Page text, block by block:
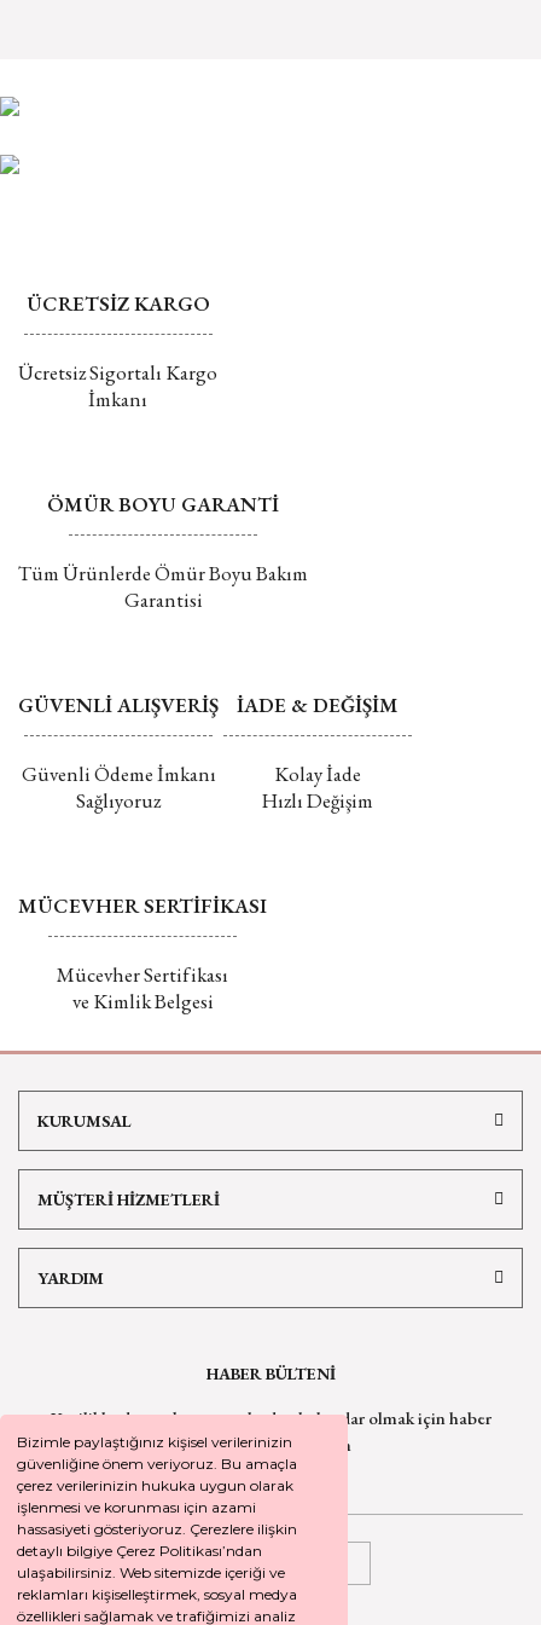
Bizimle paylaştığınız kişisel verilerinizin
güvenliğine önem veriyoruz. Bu amaçla
çerez verilerinizin hukuka uygun olarak
işlenmesi ve korunması için azami
hassasiyeti gösteriyoruz. Çerezlere ilişkin
detaylı bilgiye Çerez Politikası’ndan
ulaşabilirsiniz. Web sitemizde içeriği ve
reklamları kişiselleştirmek, sosyal medya
özellikleri sağlamak ve trafiğimizi analiz
edilmemektedir.
ÜCRETSİZ KARGO
Ücretsiz Sigortalı Kargo
İmkanı
ÖMÜR BOYU GARANTİ
Tüm Ürünlerde Ömür Boyu Bakım
Garantisi
GÜVENLİ ALIŞVERİŞ
Güvenli Ödeme İmkanı
Sağlıyoruz
İADE & DEĞİŞİM
Kolay İade
Hızlı Değişim
MÜCEVHER SERTİFİKASI
Mücevher Sertifikası
ve Kimlik Belgesi
KURUMSAL
MÜŞTERİ HİZMETLERİ
YARDIM
HABER BÜLTENİ
Yeniliklerden ve kampanyalardan haberdar olmak için haber
bültenimize kaydolun
KAYDOL